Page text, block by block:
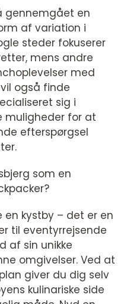
gennemgået en
af variation i
steder fokuserer
mens andre
med
også finde
sig i
muligheder for at
efterspørgsel
som en
en kystby – det er en
til eventyrrejsende
af sin unikke
omgivelser. Ved at
giver du dig selv
kulinariske side